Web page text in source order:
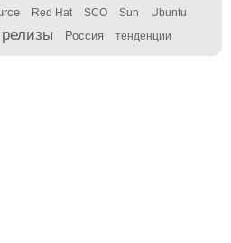
Red Hat SCO Sun Ubuntu
релизы Россия тенденции